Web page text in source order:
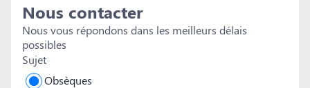
Nous contacter
Nous vous répondons dans les meilleurs délais
possibles
Sujet
Obsèques